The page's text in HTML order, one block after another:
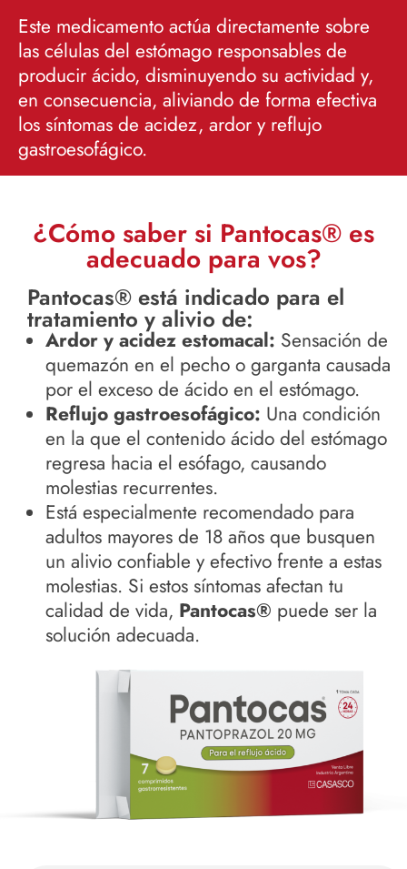
Este medicamento actúa directamente sobre
las células del estómago responsables de
producir ácido, disminuyendo su actividad y,
en consecuencia, aliviando de forma efectiva
los síntomas de acidez, ardor y reflujo
gastroesofágico.
¿Cómo saber si Pantocas® es
adecuado para vos?
Pantocas® está indicado para el
tratamiento y alivio de:
Ardor y acidez estomacal: Sensación de
quemazón en el pecho o garganta causada
por el exceso de ácido en el estómago.
Reflujo gastroesofágico: Una condición
en la que el contenido ácido del estómago
regresa hacia el esófago, causando
molestias recurrentes.
Está especialmente recomendado para
adultos mayores de 18 años que busquen
un alivio confiable y efectivo frente a estas
molestias. Si estos síntomas afectan tu
calidad de vida, Pantocas® puede ser la
solución adecuada.